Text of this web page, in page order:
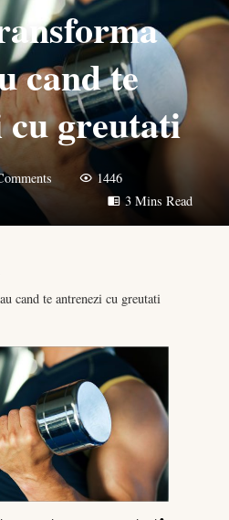
cand te
greutati
1446
3 Mins Read
cand te antrenezi cu greutati